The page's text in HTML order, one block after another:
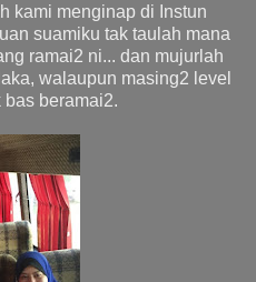
kami menginap di Instun
suamiku tak taulah mana
ramai2 ni... dan mujurlah
walaupun masing2 level
beramai2.